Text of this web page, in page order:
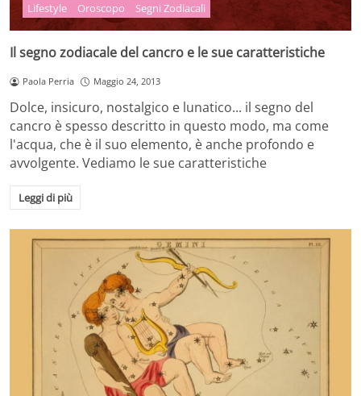
Lifestyle Oroscopo Segni Zodiacali
Il segno zodiacale del cancro e le sue caratteristiche
Paola Perria Maggio 24, 2013
Dolce, insicuro, nostalgico e lunatico... il segno del
cancro è spesso descritto in questo modo, ma come
l'acqua, che è il suo elemento, è anche profondo e
avvolgente. Vediamo le sue caratteristiche
Leggi di più